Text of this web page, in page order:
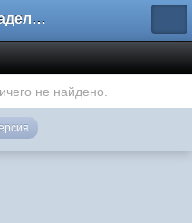
Форум владельцев интернет-магазинов
не найдено.